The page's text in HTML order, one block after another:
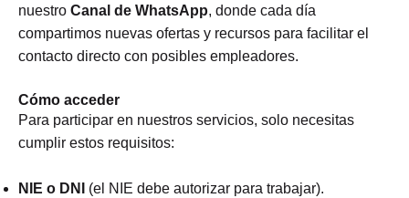
nuestro Canal de WhatsApp, donde cada día
compartimos nuevas ofertas y recursos para facilitar el
contacto directo con posibles empleadores.
Cómo acceder
Para participar en nuestros servicios, solo necesitas
cumplir estos requisitos:
NIE o DNI
(el NIE debe autorizar para trabajar).